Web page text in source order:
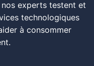
nos experts testent et
technologiques
à consommer